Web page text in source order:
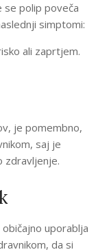
se polip poveča
simptomi:
ali zaprtjem.
je pomembno,
saj je
zdravljenje.
uporablja
da si